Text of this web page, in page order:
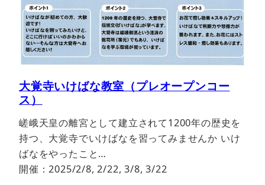
大覚寺いけばな教室（プレオープンコー
ス）
嵯峨天皇の離宮として建立されて1200年の歴史を
持つ、大覚寺でいけばなを習ってみませんか いけ
ばなをやったこと…
開催：2025/2/8, 2/22, 3/8, 3/22